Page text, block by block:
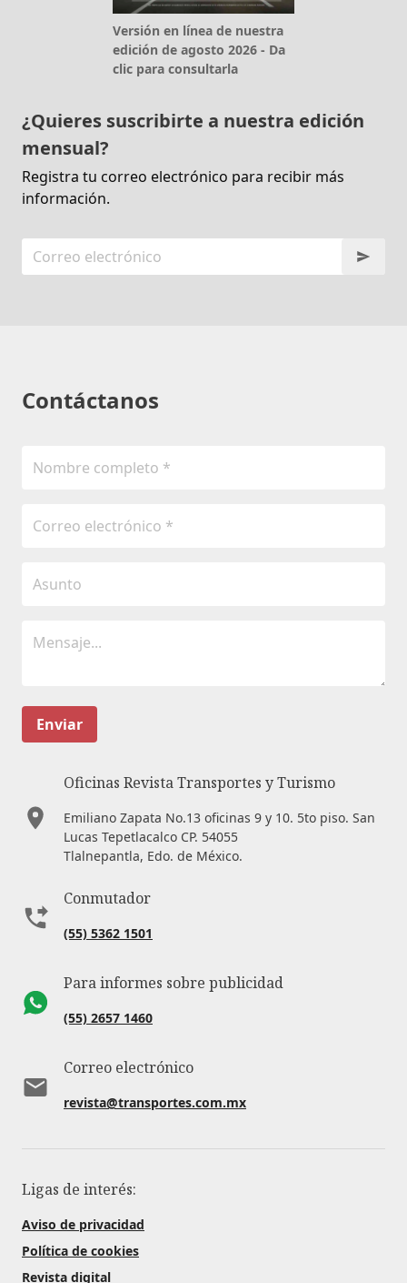
Versión en línea de nuestra
edición de agosto 2026 - Da
clic para consultarla
¿Quieres suscribirte a nuestra edición
mensual?
Registra tu correo electrónico para recibir más
información.
Contáctanos
Enviar
Oficinas Revista Transportes y Turismo
Emiliano Zapata No.13 oficinas 9 y 10. 5to piso. San
Lucas Tepetlacalco CP. 54055
Tlalnepantla, Edo. de México.
Conmutador
(55) 5362 1501
Para informes sobre publicidad
(55) 2657 1460
Correo electrónico
revista@transportes.com.mx
Ligas de interés:
Aviso de privacidad
Política de cookies
Revista digital